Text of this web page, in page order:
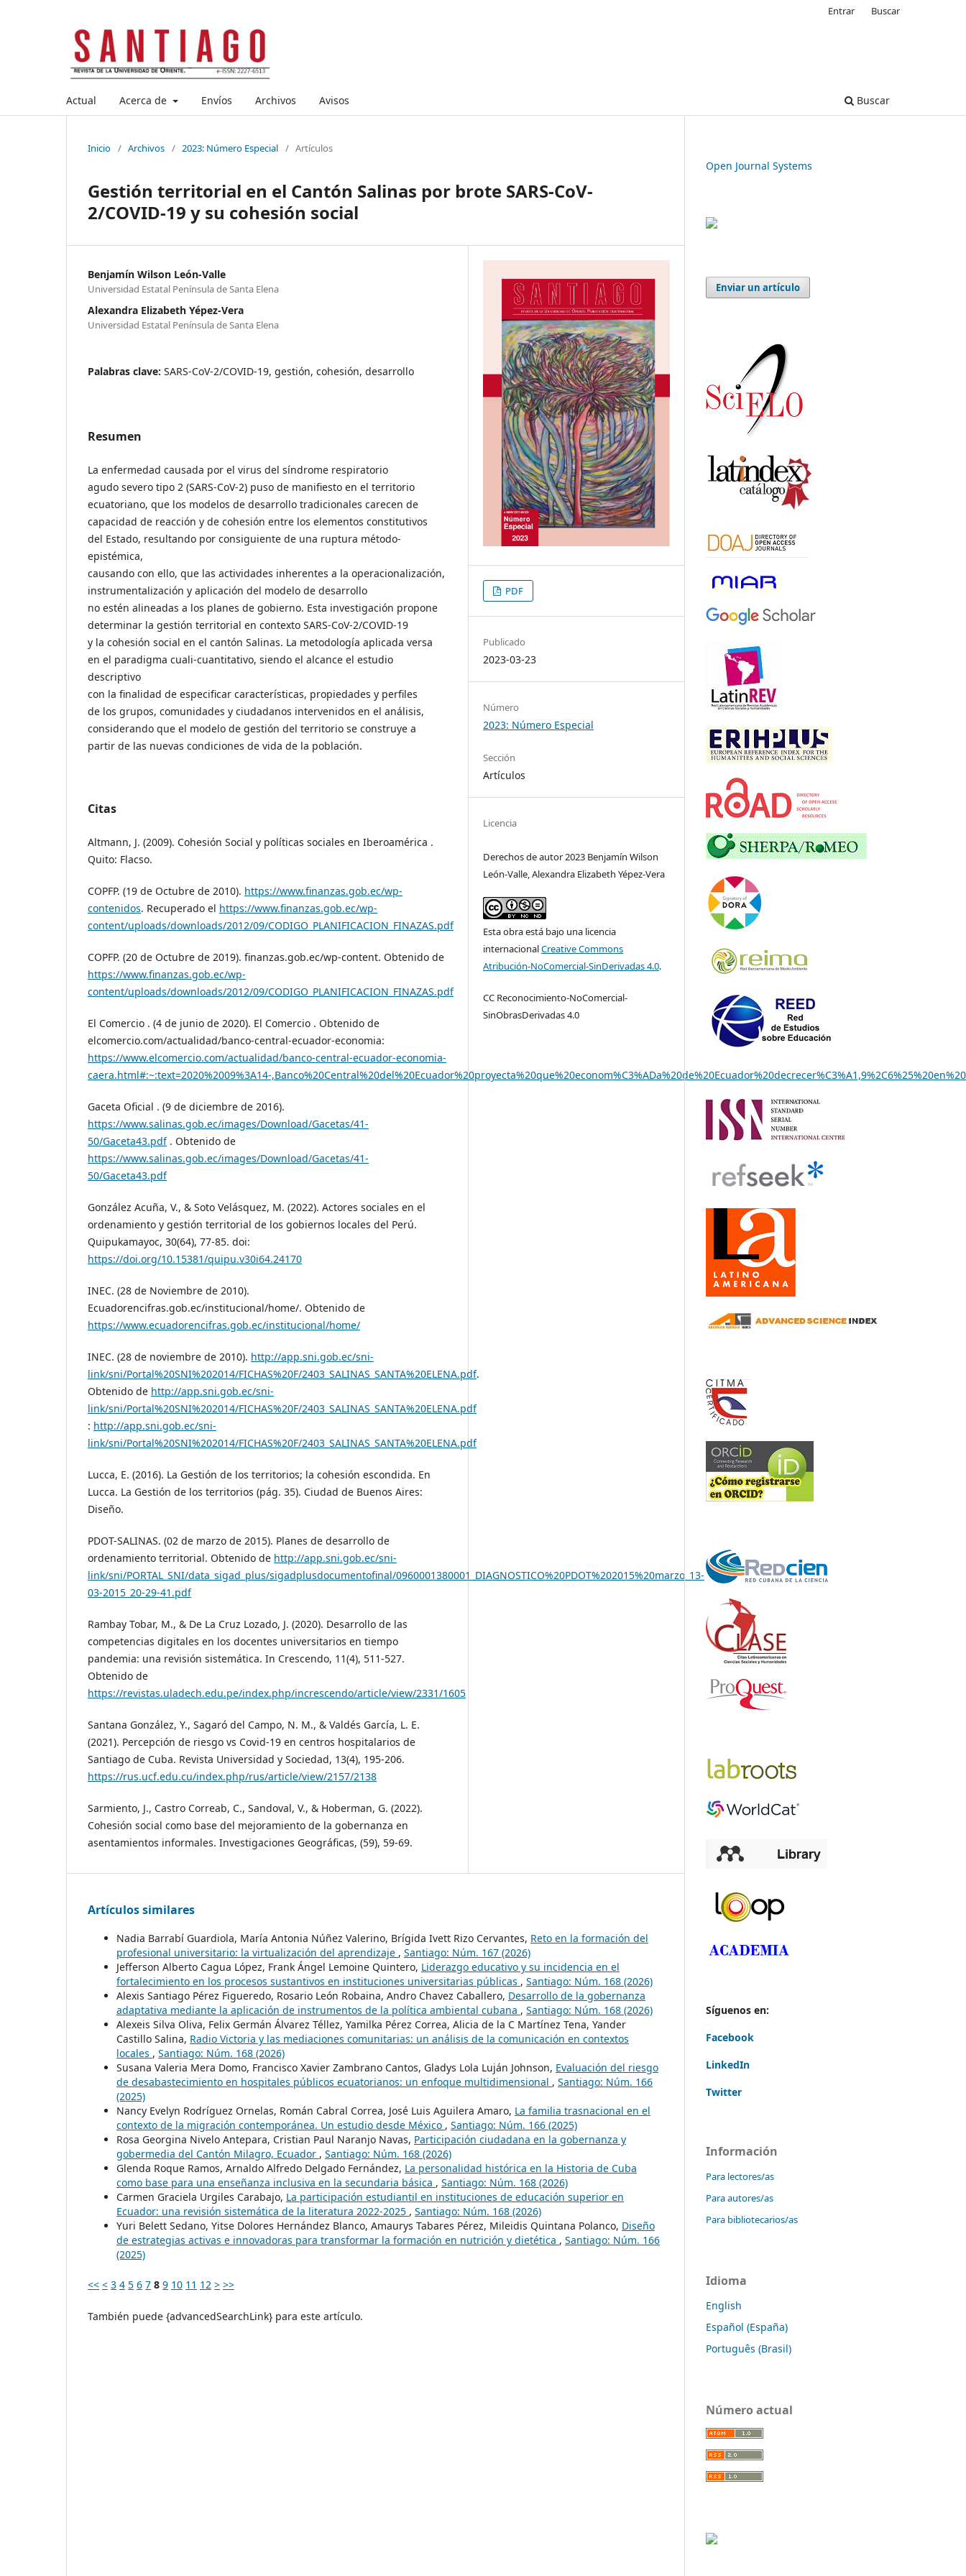
Actual Acerca de Envíos Archivos Avisos Buscar
Entrar Buscar
Inicio / Archivos / 2023: Número Especial / Artículos
Gestión territorial en el Cantón Salinas por brote SARS-CoV-
2/COVID-19 y su cohesión social
Benjamín Wilson León-Valle
Universidad Estatal Península de Santa Elena
Alexandra Elizabeth Yépez-Vera
Universidad Estatal Península de Santa Elena
Palabras clave: SARS-CoV-2/COVID-19, gestión, cohesión, desarrollo
Resumen
La enfermedad causada por el virus del síndrome respiratorio
agudo severo tipo 2 (SARS-CoV-2) puso de manifiesto en el territorio
ecuatoriano, que los modelos de desarrollo tradicionales carecen de
capacidad de reacción y de cohesión entre los elementos constitutivos
del Estado, resultando por consiguiente de una ruptura método-
epistémica,
causando con ello, que las actividades inherentes a la operacionalización,
instrumentalización y aplicación del modelo de desarrollo
no estén alineadas a los planes de gobierno. Esta investigación propone
determinar la gestión territorial en contexto SARS-CoV-2/COVID-19
y la cohesión social en el cantón Salinas. La metodología aplicada versa
en el paradigma cuali-cuantitativo, siendo el alcance el estudio
descriptivo
con la finalidad de especificar características, propiedades y perfiles
de los grupos, comunidades y ciudadanos intervenidos en el análisis,
considerando que el modelo de gestión del territorio se construye a
partir de las nuevas condiciones de vida de la población.
Citas
Altmann, J. (2009). Cohesión Social y políticas sociales en Iberoamérica .
Quito: Flacso.
COPFP. (19 de Octubre de 2010). https://www.finanzas.gob.ec/wp-
contenidos. Recuperado el https://www.finanzas.gob.ec/wp-
content/uploads/downloads/2012/09/CODIGO_PLANIFICACION_FINAZAS.pdf
COPFP. (20 de Octubre de 2019). finanzas.gob.ec/wp-content. Obtenido de
https://www.finanzas.gob.ec/wp-
content/uploads/downloads/2012/09/CODIGO_PLANIFICACION_FINAZAS.pdf
El Comercio . (4 de junio de 2020). El Comercio . Obtenido de
elcomercio.com/actualidad/banco-central-ecuador-economia:
https://www.elcomercio.com/actualidad/banco-central-ecuador-economia-
caera.html#:~:text=2020%2009%3A14-
Gaceta Oficial . (9 de diciembre de 2016).
https://www.salinas.gob.ec/images/Download/Gacetas/41-
50/Gaceta43.pdf. Obtenido de
https://www.salinas.gob.ec/images/Download/Gacetas/41-
50/Gaceta43.pdf
González Acuña, V., & Soto Velásquez, M. (2022). Actores sociales en el
ordenamiento y gestión territorial de los gobiernos locales del Perú.
Quipukamayoc, 30(64), 77-85. doi:
https://doi.org/10.15381/quipu.v30i64.24170
INEC. (28 de Noviembre de 2010).
Ecuadorencifras.gob.ec/institucional/home/. Obtenido de
https://www.ecuadorencifras.gob.ec/institucional/home/
INEC. (28 de noviembre de 2010). http://app.sni.gob.ec/sni-
link/sni/Portal%20SNI%202014/FICHAS%20F/2403_SALINAS_SANTA%20ELENA.pdf.
Obtenido de http://app.sni.gob.ec/sni-
link/sni/Portal%20SNI%202014/FICHAS%20F/2403_SALINAS_SANTA%20ELENA.pdf
: http://app.sni.gob.ec/sni-
link/sni/Portal%20SNI%202014/FICHAS%20F/2403_SALINAS_SANTA%20ELENA.pdf
Lucca, E. (2016). La Gestión de los territorios; la cohesión escondida. En
Lucca. La Gestión de los territorios (pág. 35). Ciudad de Buenos Aires:
Diseño.
PDOT-SALINAS. (02 de marzo de 2015). Planes de desarrollo de
ordenamiento territorial. Obtenido de http://app.sni.gob.ec/sni-
link/sni/PORTAL_SNI/data_sigad_plus/sigadplusdocumentofinal/0960001380001_DIAGNOSTICO%20PDOT%202015%20marzo_13-
03-2015_20-29-41.pdf
Rambay Tobar, M., & De La Cruz Lozado, J. (2020). Desarrollo de las
competencias digitales en los docentes universitarios en tiempo
pandemia: una revisión sistemática. In Crescendo, 11(4), 511-527.
Obtenido de
https://revistas.uladech.edu.pe/index.php/increscendo/article/view/2331/1605
Santana González, Y., Sagaró del Campo, N. M., & Valdés García, L. E.
(2021). Percepción de riesgo vs Covid-19 en centros hospitalarios de
Santiago de Cuba. Revista Universidad y Sociedad, 13(4), 195-206.
https://rus.ucf.edu.cu/index.php/rus/article/view/2157/2138
Sarmiento, J., Castro Correab, C., Sandoval, V., & Hoberman, G. (2022).
Cohesión social como base del mejoramiento de la gobernanza en
asentamientos informales. Investigaciones Geográficas, (59), 59-69.
PDF
Publicado
2023-03-23
Número
2023: Número Especial
Sección
Artículos
Licencia
Derechos de autor 2023 Benjamín Wilson
León-Valle, Alexandra Elizabeth Yépez-Vera
Esta obra está bajo una licencia
internacionalCreative Commons
Atribución-NoComercial-SinDerivadas 4.0.
CC Reconocimiento-NoComercial-
SinObrasDerivadas 4.0
Artículos similares
Nadia Barrabí Guardiola, María Antonia Núñez Valerino, Brígida Ivett Rizo Cervantes, Reto en la formación del
profesional universitario: la virtualización del aprendizaje , Santiago: Núm. 167 (2026)
Jefferson Alberto Cagua López, Frank Ángel Lemoine Quintero, Liderazgo educativo y su incidencia en el
fortalecimiento en los procesos sustantivos en instituciones universitarias públicas , Santiago: Núm. 168 (2026)
Alexis Santiago Pérez Figueredo, Rosario León Robaina, Andro Chavez Caballero, Desarrollo de la gobernanza
adaptativa mediante la aplicación de instrumentos de la política ambiental cubana , Santiago: Núm. 168 (2026)
Alexeis Silva Oliva, Felix Germán Álvarez Téllez, Yamilka Pérez Correa, Alicia de la C Martínez Tena, Yander
Castillo Salina, Radio Victoria y las mediaciones comunitarias: un análisis de la comunicación en contextos
locales , Santiago: Núm. 168 (2026)
Susana Valeria Mera Domo, Francisco Xavier Zambrano Cantos, Gladys Lola Luján Johnson, Evaluación del riesgo
de desabastecimiento en hospitales públicos ecuatorianos: un enfoque multidimensional , Santiago: Núm. 166
(2025)
Nancy Evelyn Rodríguez Ornelas, Román Cabral Correa, José Luis Aguilera Amaro, La familia trasnacional en el
contexto de la migración contemporánea. Un estudio desde México , Santiago: Núm. 166 (2025)
Rosa Georgina Nivelo Antepara, Cristian Paul Naranjo Navas, Participación ciudadana en la gobernanza y
gobermedia del Cantón Milagro, Ecuador , Santiago: Núm. 168 (2026)
Glenda Roque Ramos, Arnaldo Alfredo Delgado Fernández, La personalidad histórica en la Historia de Cuba
como base para una enseñanza inclusiva en la secundaria básica , Santiago: Núm. 168 (2026)
Carmen Graciela Urgiles Carabajo, La participación estudiantil en instituciones de educación superior en
Ecuador: una revisión sistemática de la literatura 2022-2025 , Santiago: Núm. 168 (2026)
Yuri Belett Sedano, Yitse Dolores Hernández Blanco, Amaurys Tabares Pérez, Mileidis Quintana Polanco, Diseño
de estrategias activas e innovadoras para transformar la formación en nutrición y dietética , Santiago: Núm. 166
(2025)
<< < 3 4 5 6 7 8 9 10 11 12 > >>
También puede {advancedSearchLink} para este artículo.
Open Journal Systems
Enviar un artículo
Síguenos en:
Facebook
LinkedIn
Twitter
Información
Para lectores/as
Para autores/as
Para bibliotecarios/as
Idioma
English
Español (España)
Português (Brasil)
Número actual